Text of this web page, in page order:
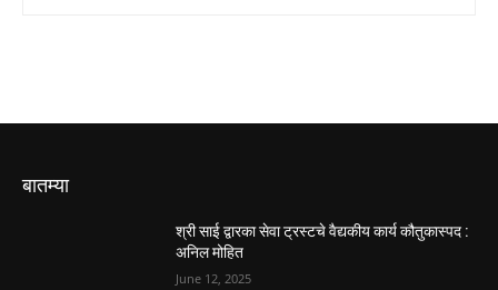
बातम्या
श्री साई द्वारका सेवा ट्रस्टचे वैद्यकीय कार्य कौतुकास्पद :
अनिल मोहित
June 12, 2025